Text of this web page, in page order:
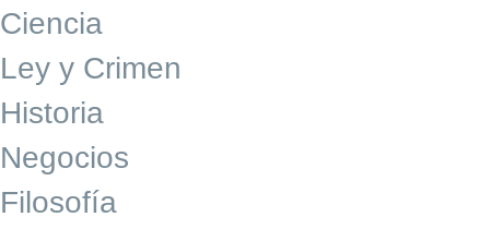
Ciencia
Ley y Crimen
Historia
Negocios
Filosofía